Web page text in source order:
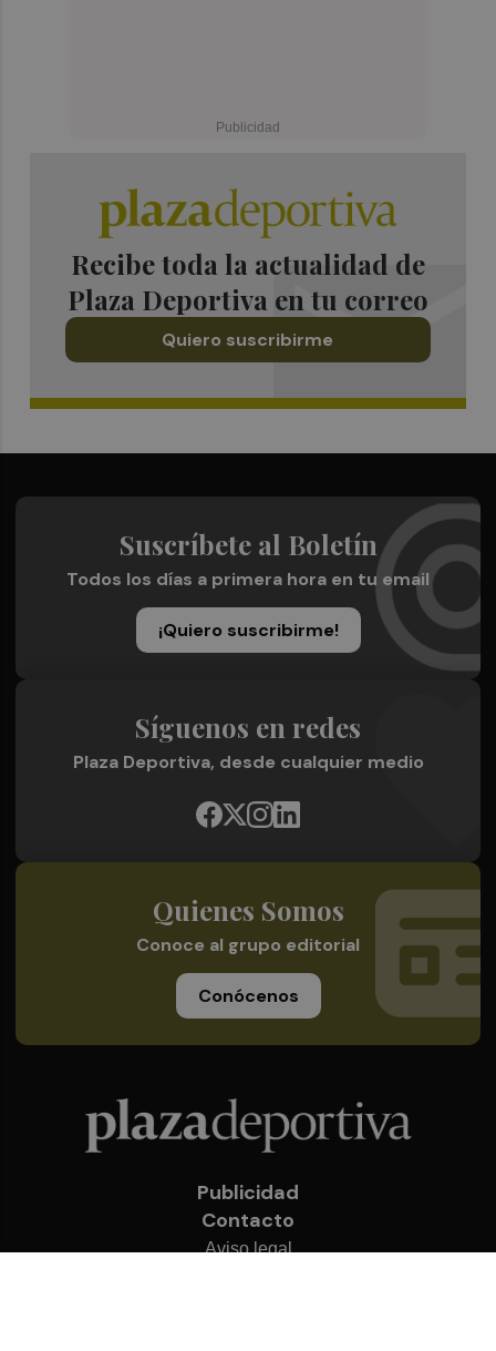
Recibe toda la actualidad de
Plaza Deportiva en tu correo
Quiero suscribirme
Suscríbete al Boletín
Todos los días a primera hora en tu email
¡Quiero suscribirme!
Síguenos en redes
Plaza Deportiva, desde cualquier medio
Quienes Somos
Conoce al grupo editorial
Conócenos
Publicidad
Contacto
Aviso legal